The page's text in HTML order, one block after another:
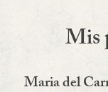
Mis
Maria del